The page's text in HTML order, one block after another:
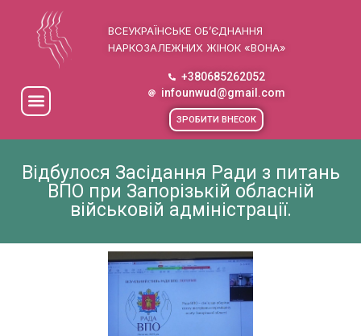
ВСЕУКРАЇНСЬКЕ ОБ’ЄДНАННЯ
НАРКОЗАЛЕЖНИХ ЖІНОК «ВОНА»
+380685262052
infounwud@gmail.com
ЗРОБИТИ ВНЕСОК
Відбулося Засідання Ради з питань
ВПО при Запорізькій обласній
військовій адміністрації.